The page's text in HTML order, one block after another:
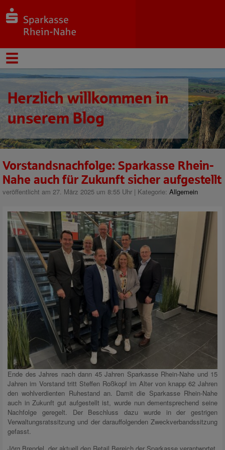
Herzlich willkommen in
unserem Blog
Vorstandsnachfolge: Sparkasse Rhein-
Nahe auch für Zukunft sicher aufgestellt
veröffentlicht am 27. März 2025 um 8:55 Uhr | Kategorie: Allgemein
Ende des Jahres nach dann 45 Jahren Sparkasse Rhein-Nahe und 15
Jahren im Vorstand tritt Steffen Roßkopf im Alter von knapp 62 Jahren
den wohlverdienten Ruhestand an. Damit die Sparkasse Rhein-Nahe
auch in Zukunft gut aufgestellt ist, wurde nun dementsprechend seine
Nachfolge geregelt. Der Beschluss dazu wurde in der gestrigen
Verwaltungsratssitzung und der darauffolgenden Zweckverbandssitzung
gefasst.
Jörg Brendel, der aktuell den Retail Bereich der Sparkasse verantwortet,